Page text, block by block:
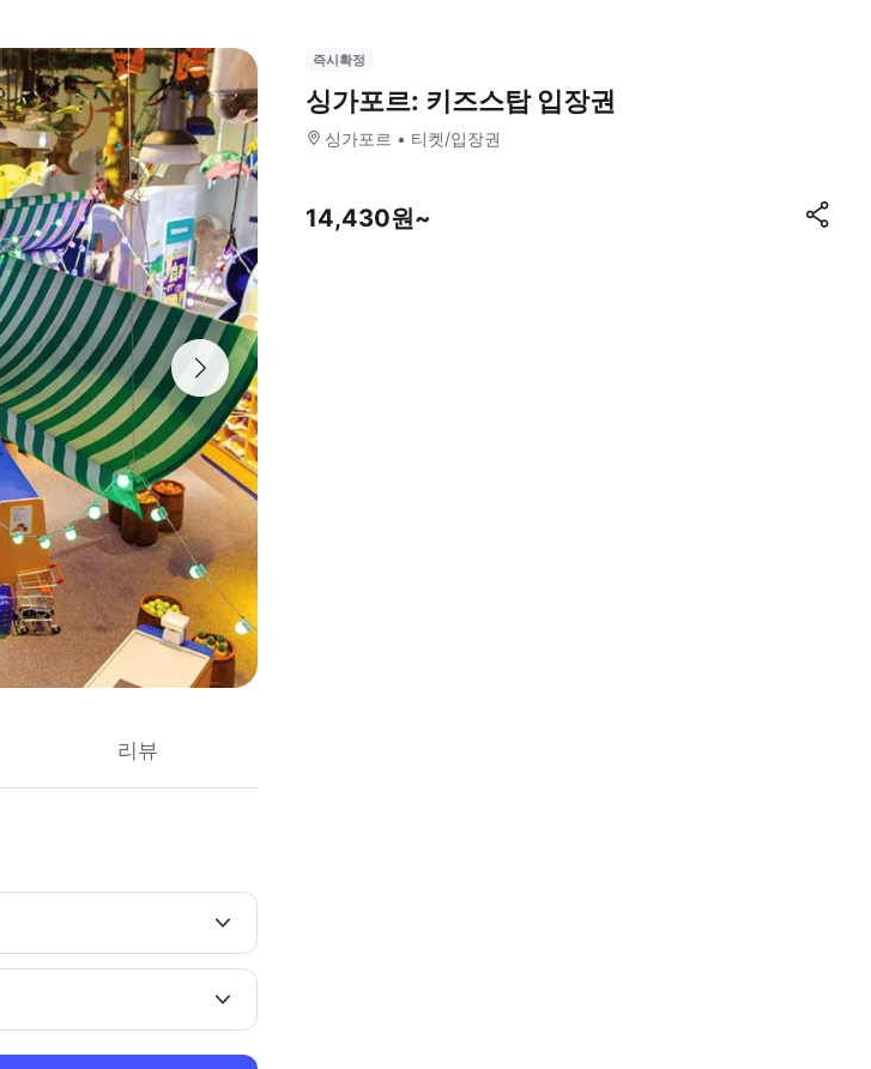
리뷰
즉시확정
싱가포르: 키즈스탑 입장권
싱가포르 티켓/입장권
14,430원~